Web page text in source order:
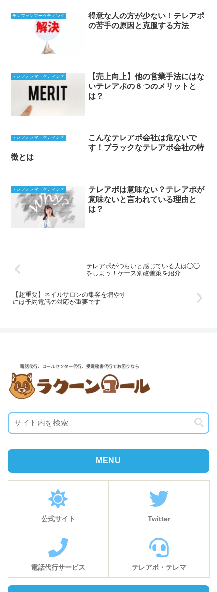
テレフォンマーケティング
得意な人の方が少ない！テレアポ
の苦手の原因と克服する方法
テレフォンマーケティング
【売上向上】他の営業手法にはな
いテレアポの８つのメリットと
は？
テレフォンマーケティング
こんなテレアポ会社は危ないで
す！ブラックなテレアポ会社の特
徴とは
テレフォンマーケティング
テレアポは意味ない？テレアポが
意味ないと言われている理由と
は？
テレアポがつらいと感じている人は◯◯
をしよう！ケース別改善策を紹介
【超重要】ネイルサロンの集客を増やす
には予約電話の対応が重要です
MENU
公式サイト Twitter
電話代行サービス テレアポ・テレマ